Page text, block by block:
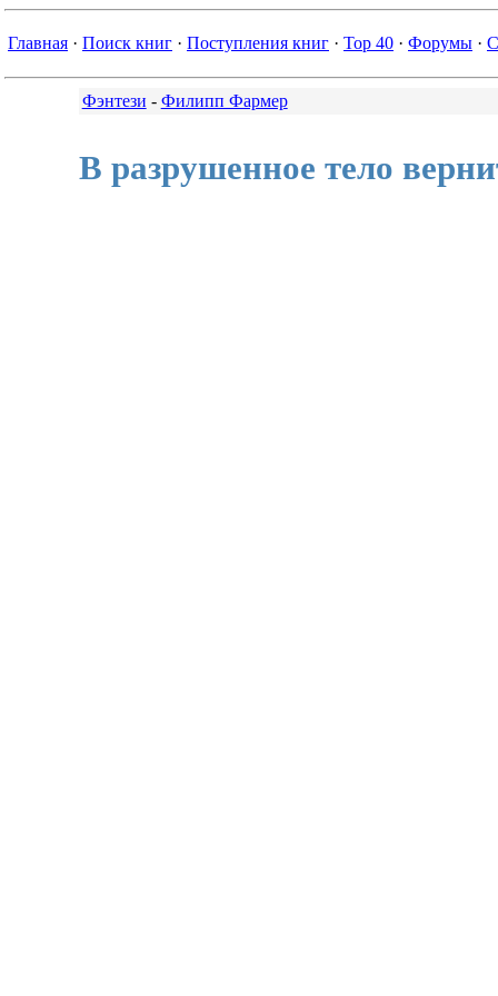
Главная · Поиск книг · Поступления книг · Top 40 · Форумы ·
Фэнтези - Филипп Фармер
В разрушенное тело